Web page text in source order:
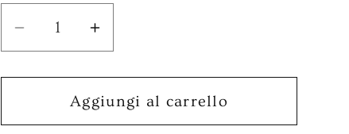
Diminuisci
quantità
per
Bracciale
in
Aumenta
quantità
per
Bracciale
in
Aggiungi al carrello